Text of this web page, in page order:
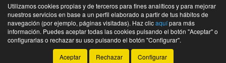
Lunes - Jueves: 08:30 a 18:00
Viernes: 08:30 - 14:30
Pol Ind La Negrilla, C/ Laminadora 36 - 41016 - Sevilla - Sevilla - España
©FQS Battery- 2026 -Tienda online de recambios de Gira
Utilizamos cookies propias y de terceros para fines analíticos y para mejorar
nuestros servicios en base a un perfil elaborado a partir de tus hábitos de
navegación (por ejemplo, páginas visitadas). Haz clicaquípara más
información. Puedes aceptar todas las cookies pulsando el botón "Aceptar" o
configurarlas o rechazar su uso pulsando el botón "Configurar".
Aceptar
Rechazar Configurar